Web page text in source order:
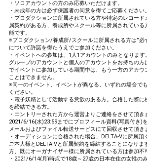
・ソロアカウントの方のみ応募いただけます。
・未成年の方は必ず保護者の同意を得てご応募ください。
・プロダクションに所属されている方や特定のレコー
属契約がある方、養成所やスクール等に所属されてい
能です。
※プロダクション/養成所/スクールに所属される方は”必
について許諾を得たうえでご参加ください。
・イベントへの参加は、1人1アカウントのみとなります。
グループのアカウントと個人のアカウントをお持ちの方
でイベントに参加している期間中は、もう一方のアカウ
ことはできません。
※同一のイベント、イベントが異なる、いずれの場合で
ください。
・電子妖精として活動する意欲のある方。合格した際に
を締結できる方。
・エントリーされた方から運営よりご連絡をさせて頂き
2021/6/16(水)23:59までにプロフィール資料(写真付き)
メールおよびファイル転送サービスにて回収させて頂き
・オーディションに合格された場合、DELTA-Vに所属頂
ご本人様とDELTA-Vと所属契約を締結することになりま
方、既にオーガナイザー様に所属されている方は参加不
・2021/6/14(月)時点で18歳～27歳の日本在住の女性の